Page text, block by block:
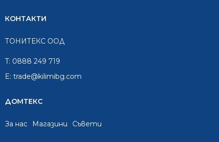
КОНТАКТИ
ТОНИТЕКС ООД
T: 0888 249 719
E: trade@kilimibg.com
ДОМТЕКС
За нас Mагазини Съвети